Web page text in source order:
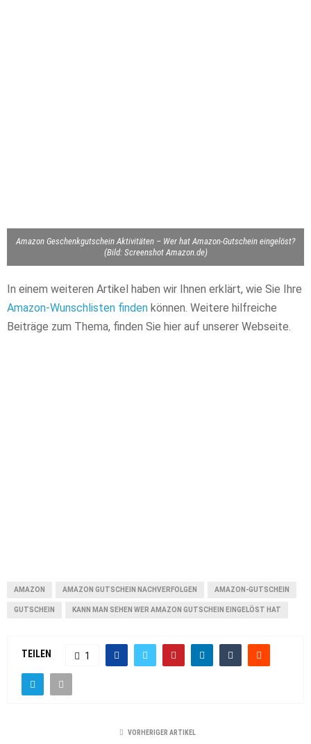
Amazon Geschenkgutschein Aktivitäten – Wer hat Amazon-Gutschein eingelöst?
(Bild: Screenshot Amazon.de)
In einem weiteren Artikel haben wir Ihnen erklärt, wie Sie Ihre
Amazon-Wunschlisten finden können. Weitere hilfreiche
Beiträge zum Thema, finden Sie hier auf unserer Webseite.
AMAZON AMAZON GUTSCHEIN NACHVERFOLGEN AMAZON-GUTSCHEIN
GUTSCHEIN KANN MAN SEHEN WER AMAZON GUTSCHEIN EINGELÖST HAT
TEILEN 1
VORHERIGER ARTIKEL